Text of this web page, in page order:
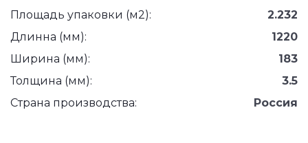
Площадь упаковки (м2):
2.232
Длинна (мм):
1220
Ширина (мм):
183
Толщина (мм):
3.5
Страна производства:
Россия